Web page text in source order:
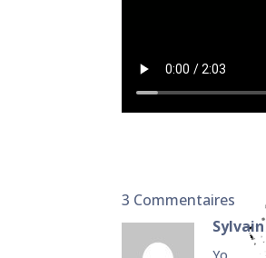
3 Commentaires
Sylvain